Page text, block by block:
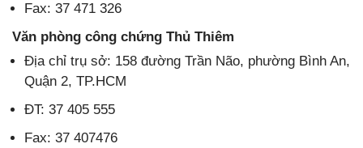
Fax: 37 471 326
Văn phòng công chứng Thủ Thiêm
Địa chỉ trụ sở: 158 đường Trần Não, phường Bình An,
Quận 2, TP.HCM
ĐT: 37 405 555
Fax: 37 407476